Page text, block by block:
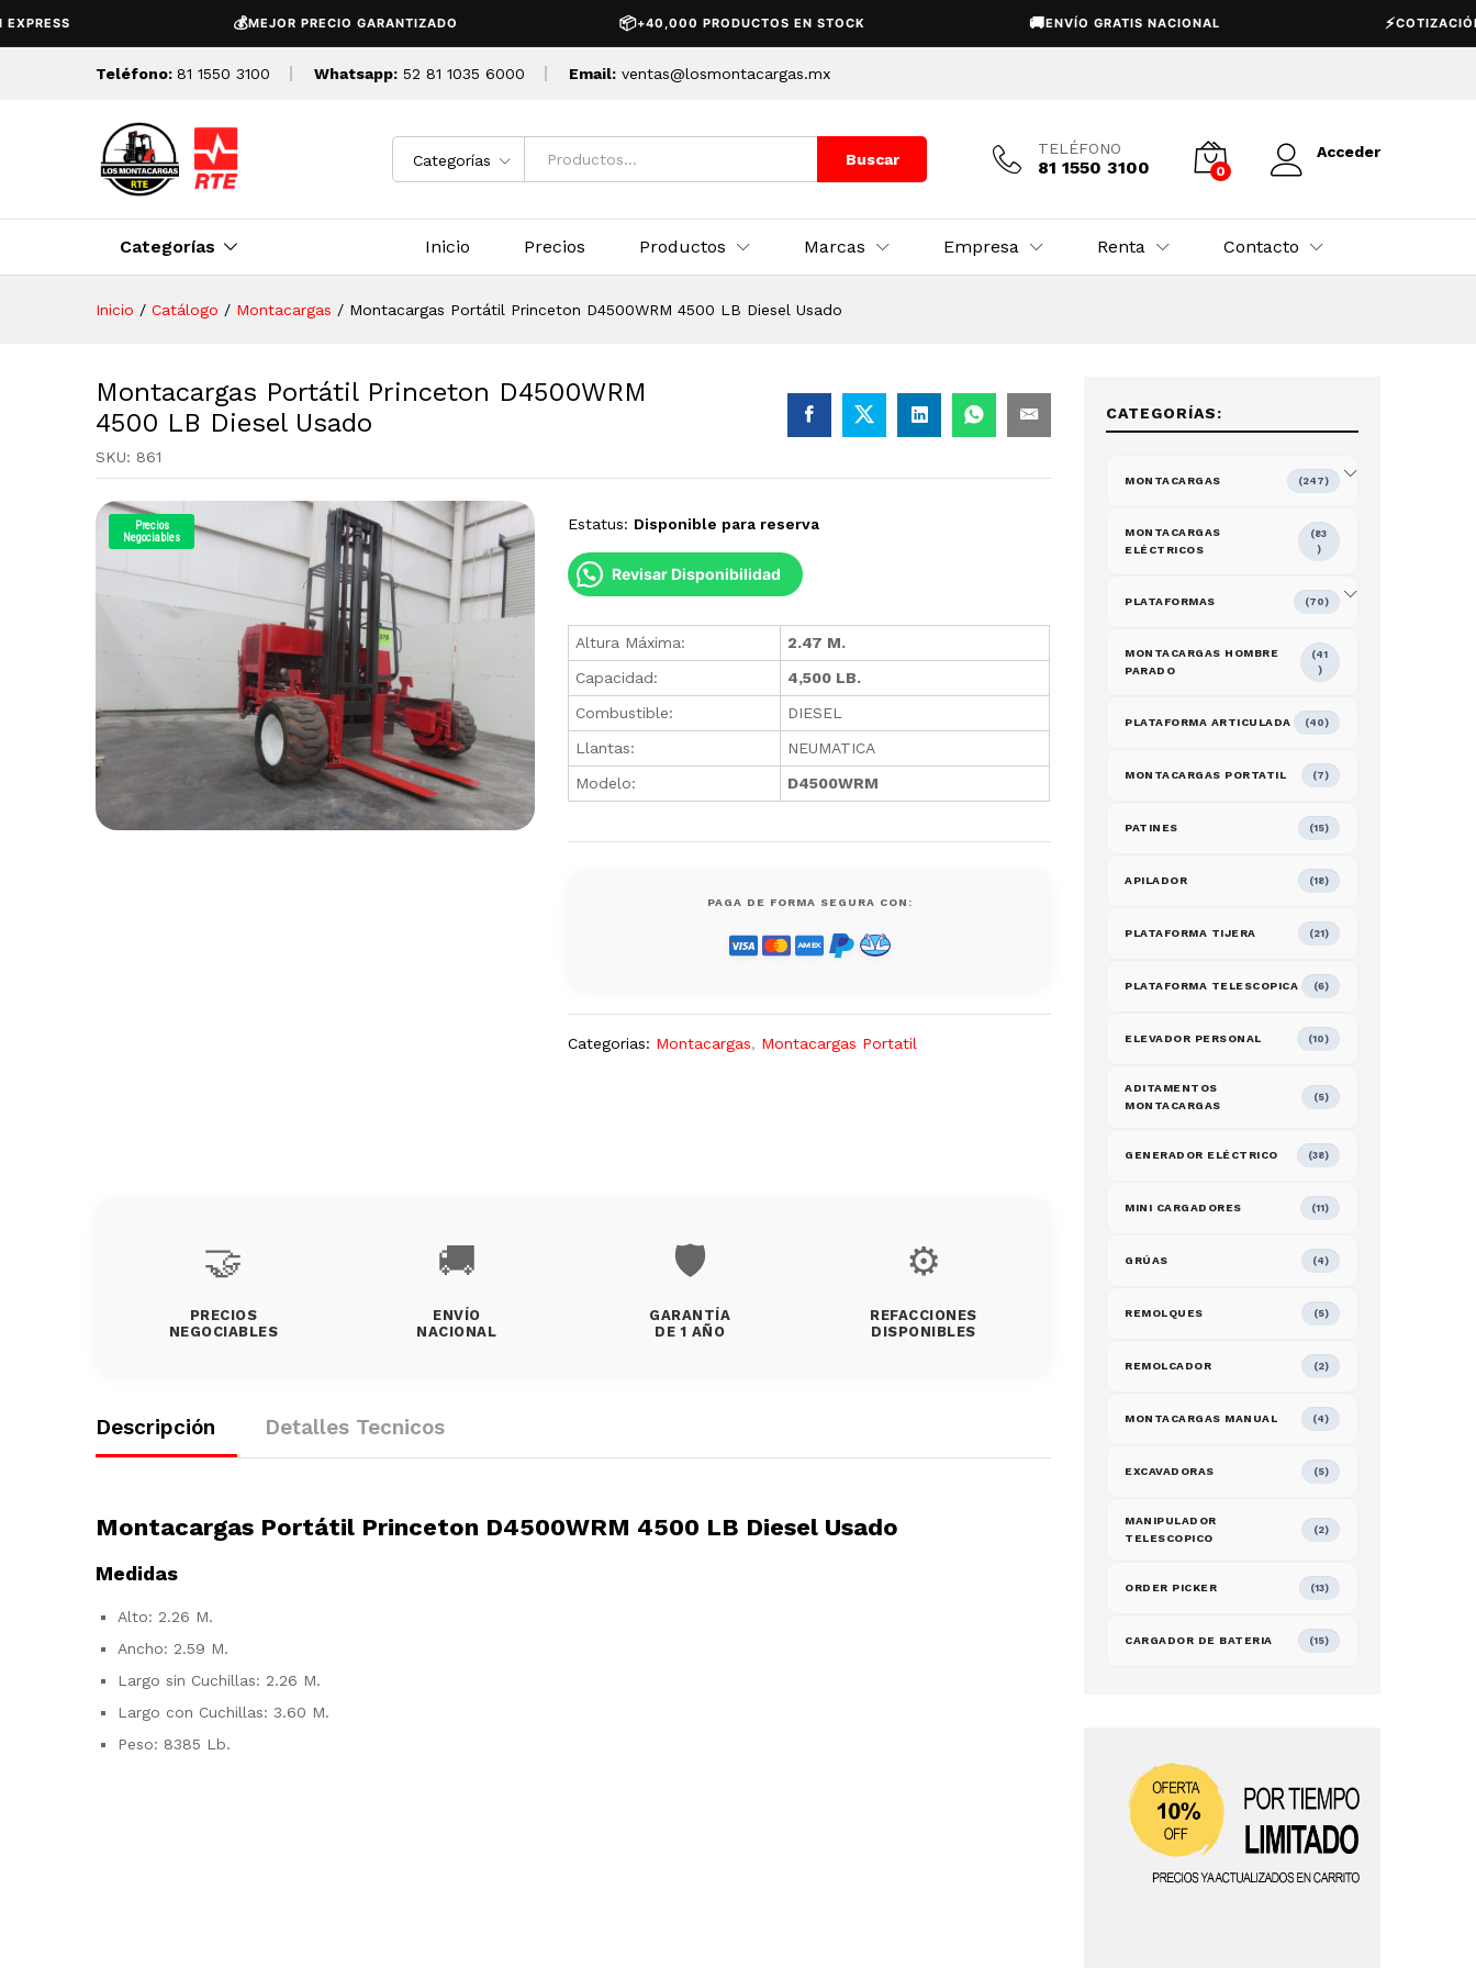
MEJOR PRECIO GARANTIZADO +40,000 PRODUCTOS EN STOCK ENVÍO GRATIS NACIONAL COTIZACIÓN
Teléfono: 81 1550 3100 Whatsapp: 52 81 1035 6000 Email: ventas@losmontacargas.mx
Categorías Buscar
TELÉFONO
81 1550 3100 0
Acceder
Categorías Inicio Precios Productos Marcas Empresa Renta Contacto
Inicio / Catálogo / Montacargas / Montacargas Portátil Princeton D4500WRM 4500 LB Diesel Usado
Montacargas Portátil Princeton D4500WRM
4500 LB Diesel Usado
SKU: 861
Precios
Negociables
Estatus: Disponible para reserva
Revisar Disponibilidad
Altura Máxima:
2.47 M.
Capacidad:
4,500 LB.
Combustible:
DIESEL
Llantas:
NEUMATICA
Modelo:
D4500WRM
PAGA DE FORMA SEGURA CON:
Categorias: Montacargas, Montacargas Portatil
🤝
PRECIOS
NEGOCIABLES
🚚
ENVÍO
NACIONAL
🛡️
GARANTÍA
DE 1 AÑO
⚙️
REFACCIONES
DISPONIBLES
Descripción Detalles Tecnicos
Montacargas Portátil Princeton D4500WRM 4500 LB Diesel Usado
Medidas
Alto: 2.26 M.
Ancho: 2.59 M.
Largo sin Cuchillas: 2.26 M.
Largo con Cuchillas: 3.60 M.
Peso: 8385 Lb.
CATEGORÍAS:
MONTACARGAS (247)
MONTACARGAS
ELÉCTRICOS
(83
)
PLATAFORMAS (70)
MONTACARGAS HOMBRE
PARADO
(41
)
PLATAFORMA ARTICULADA (40)
MONTACARGAS PORTATIL (7)
PATINES (15)
APILADOR (18)
PLATAFORMA TIJERA (21)
PLATAFORMA TELESCOPICA (6)
ELEVADOR PERSONAL (10)
ADITAMENTOS
MONTACARGAS
(5)
GENERADOR ELÉCTRICO (38)
MINI CARGADORES (11)
GRÚAS (4)
REMOLQUES (5)
REMOLCADOR (2)
MONTACARGAS MANUAL (4)
EXCAVADORAS (5)
MANIPULADOR
TELESCOPICO
(2)
ORDER PICKER (13)
CARGADOR DE BATERIA (15)
Descripción Detalles Tecnicos